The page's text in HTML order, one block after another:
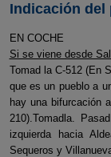
Indicación del
EN COCHE
Si se viene desde
Tomad la C-512 (En
que es un pueblo a
hay una bifurcación
210).Tomadla.
izquierda hacia
Sequeros y